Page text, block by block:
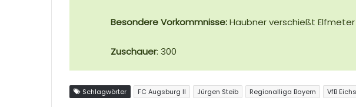
Besondere Vorkommnisse:Haubner verschießt Elfmeter
Zuschauer: 300
Schlagwörter FC Augsburg II Jürgen Steib Regionalliga Bayern VfB